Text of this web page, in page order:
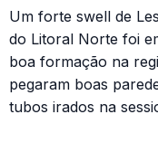
Um forte swell de
do Litoral Norte foi
boa formação na
pegaram boas
tubos irados na